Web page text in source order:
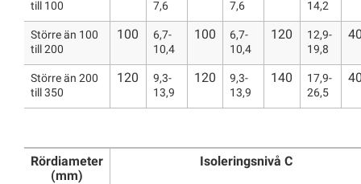
till 100
7,6
7,6
14,2
Större än 100
till 200
100
6,7-
10,4
100
6,7-
10,4
120
12,9-
19,8
Större än 200
till 350
120
9,3-
13,9
120
9,3-
13,9
140
17,9-
26,5
Rördiameter
(mm)
Isoleringsnivå C